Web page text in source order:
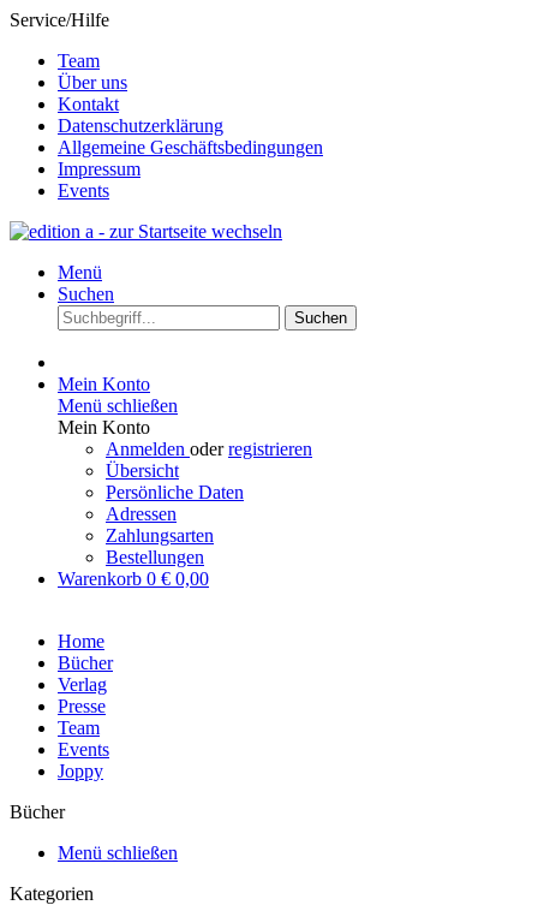
Service/Hilfe
Team
Über uns
Kontakt
Datenschutzerklärung
Allgemeine Geschäftsbedingungen
Impressum
Events
Menü
Suchen
Suchen
Mein Konto
Menü schließen
Mein Konto
Anmelden oderregistrieren
Übersicht
Persönliche Daten
Adressen
Zahlungsarten
Bestellungen
Warenkorb 0 € 0,00
Home
Bücher
Verlag
Presse
Team
Events
Joppy
Bücher
Menü schließen
Kategorien